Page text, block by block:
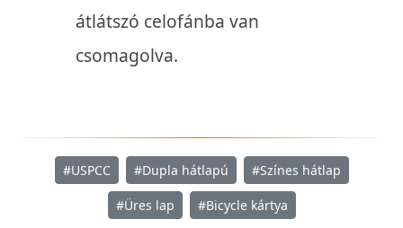
átlátszó celofánba van
csomagolva.
#USPCC #Dupla hátlapú #Színes hátlap
#Üres lap #Bicycle kártya